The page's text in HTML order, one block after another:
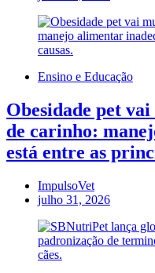
Ensino e Educação
Obesidade pet
de carinho:
está entre as
ImpulsoVet
julho 31, 2026